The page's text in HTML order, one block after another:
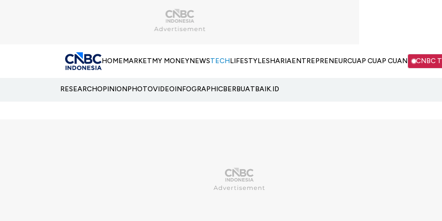
HOMEMARKETMY MONEYNEWSTECHLIFESTYLESHARIAENTREPRENEURCUAP CUAP CUAN CNBC
RESEARCHOPINIONPHOTOVIDEOINFOGRAPHICBERBUATBAIK.ID